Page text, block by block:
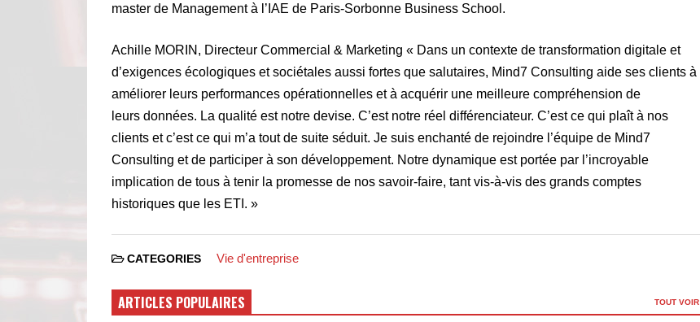
master de Management à l’IAE de Paris-Sorbonne Business School.
Achille MORIN, Directeur Commercial & Marketing « Dans un contexte de transformation digitale et
d’exigences écologiques et sociétales aussi fortes que salutaires, Mind7 Consulting aide ses clients à
améliorer leurs performances opérationnelles et à acquérir une meilleure compréhension de
leurs données. La qualité est notre devise. C’est notre réel différenciateur. C’est ce qui plaît à nos
clients et c’est ce qui m’a tout de suite séduit. Je suis enchanté de rejoindre l’équipe de Mind7
Consulting et de participer à son développement. Notre dynamique est portée par l’incroyable
implication de tous à tenir la promesse de nos savoir-faire, tant vis-à-vis des grands comptes
historiques que les ETI. »
CATEGORIES Vie d'entreprise
ARTICLES POPULAIRES TOUT VOIR